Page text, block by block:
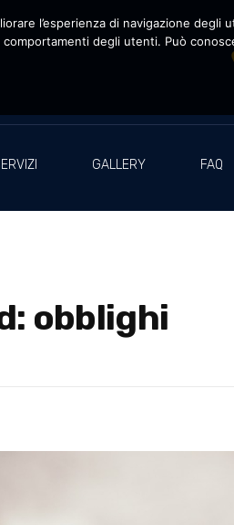
GALLERY FAQ
obblighi
l’esperienza di navigazione
degli utenti. Può